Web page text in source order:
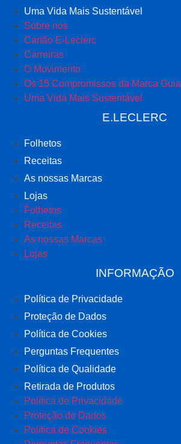
Uma Vida Mais Sustentável
Sobre nós
Cartão E-Leclerc
Carreiras
O Movimento
Os 15 Compromissos da Marca Guia
Uma Vida Mais Sustentável
E.LECLERC
Folhetos
Receitas
As nossas Marcas
Lojas
Folhetos
Receitas
As nossas Marcas
Lojas
INFORMAÇÃO
Política de Privacidade
Proteção de Dados
Política de Cookies
Perguntas Frequentes
Política de Qualidade
Retirada de Produtos
Política de Privacidade
Proteção de Dados
Política de Cookies